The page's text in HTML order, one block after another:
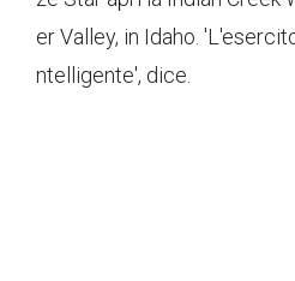
er Valley, in Idaho.
ntelligente', dice.